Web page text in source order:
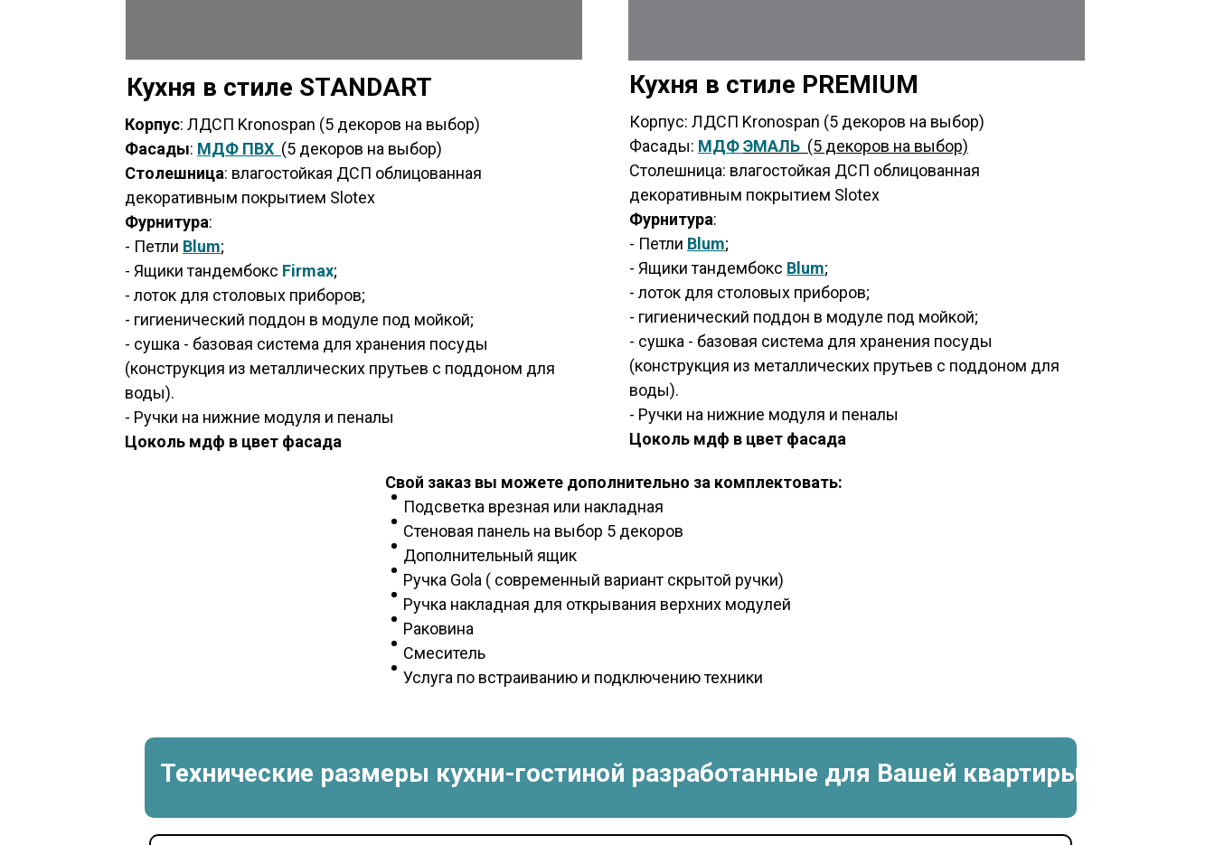
Свой заказ вы можете дополнительно за комплектовать:
Подсветка врезная или накладная
Стеновая панель на выбор 5 декоров
Дополнительный ящик
Ручка Gola ( современный вариант скрытой ручки)
Ручка накладная для открывания верхних модулей
Раковина
Смеситель
Услуга по встраиванию и подключению техники
Корпус: ЛДСП Kronospan (5 декоров на выбор)
Фасады: МДФЭМАЛЬ (5 декоров на выбор)
Столешница: влагостойкая ДСП облицованная
декоративным покрытием Slotex
Фурнитура:
- Петли Blum;
- Ящики тандембокс Blum;
- лоток для столовых приборов;
- гигиенический поддон в модуле под мойкой;
- сушка - базовая система для хранения посуды
(конструкция из металлических прутьев с поддоном для
воды).
- Ручки на нижние модуля и пеналы
Цоколь мдф в цвет фасада
Кухня в стиле PREMIUM
Корпус: ЛДСП Kronospan (5 декоров на выбор)
Фасады: МДФ ПВХ (5 декоров на выбор)
Столешница: влагостойкая ДСП облицованная
декоративным покрытием Slotex
Фурнитура:
- Петли Blum;
- Ящики тандембокс Firmax;
- лоток для столовых приборов;
- гигиенический поддон в модуле под мойкой;
- сушка - базовая система для хранения посуды
(конструкция из металлических прутьев с поддоном для
воды).
- Ручки на нижние модуля и пеналы
Цоколь мдф в цвет фасада
Кухня в стиле STANDART
Технические размеры кухни-гостиной разработанные для Вашей квартиры